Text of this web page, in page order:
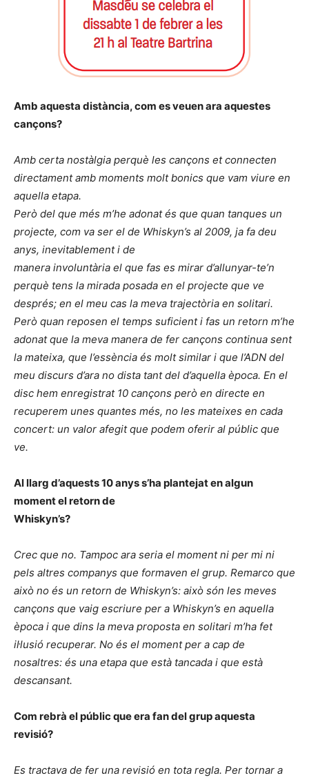
Amb aquesta distància,com es veuen ara aquestes
cançons?
Amb certa nostàlgia perquè les cançons et connecten
directament amb moments molt bonics que vam viure en
aquella etapa.
Però del que més m’he adonat és que quan tanques un
projecte, com va ser el de Whiskyn’s al 2009, ja fa deu
anys, inevitablement i de
manera involuntària el que fas es mirar d’allunyar-te’n
perquè tens la mirada posada en el projecte que ve
després; en el meu cas la meva trajectòria en solitari.
Però quan reposen el temps suficient i fas un retorn m’he
adonat que la meva manera de fer cançons continua sent
la mateixa, que l’essència és molt similar i que l’ADN del
meu discurs d’ara no dista tant del d’aquella època. En el
disc hem enregistrat 10 cançons però en directe en
recuperem unes quantes més, no les mateixes en cada
concert: un valor afegit que podem oferir al públic que
ve.
Al llarg d’aquests 10 anys s’ha plantejat en algun
moment el retorn de
Whiskyn’s?
Crec que no. Tampoc ara seria el moment ni per mi ni
pels altres companys que formaven el grup. Remarco que
això no és un retorn de Whiskyn’s: això són les meves
cançons que vaig escriure per a Whiskyn’s en aquella
època i que dins la meva proposta en solitari m’ha fet
il·lusió recuperar. No és el moment per a cap de
nosaltres: és una etapa que està tancada i que està
descansant.
Com rebrà el públic que era fan del grup aquesta
revisió?
Es tractava de fer una revisió en tota regla. Per tornar a